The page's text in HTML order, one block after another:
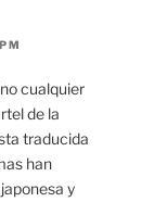
cualquier
de la
traducida
han
y